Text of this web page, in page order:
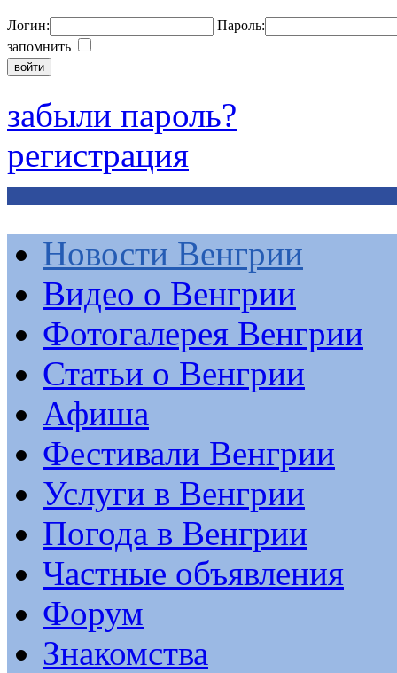
Логин:
Пароль:
запомнить
забыли пароль?
регистрация
Новости Венгрии
Видео о Венгрии
Фотогалерея Венгрии
Статьи о Венгрии
Афиша
Фестивали Венгрии
Услуги в Венгрии
Погода в Венгрии
Частные объявления
Форум
Знакомства